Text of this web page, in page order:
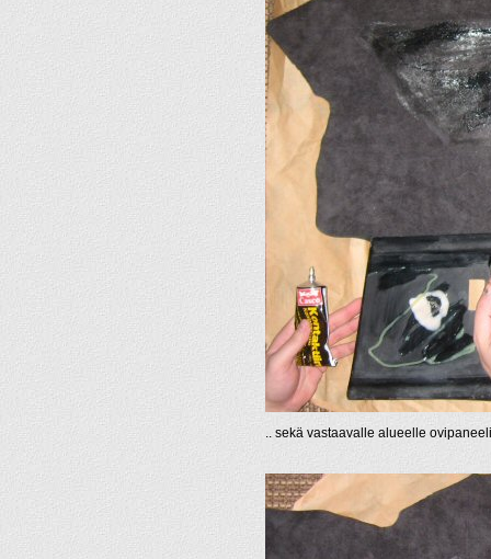
.. sekä vastaavalle alueelle